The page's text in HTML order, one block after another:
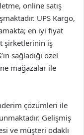
online satış
UPS Kargo,
en iyi fiyat
şirketlerinin iş
sağladığı özel
mağazalar ile
çözümleri ile
Gelişmiş
ve müşteri odaklı